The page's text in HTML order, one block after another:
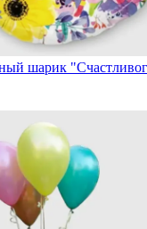
шарик